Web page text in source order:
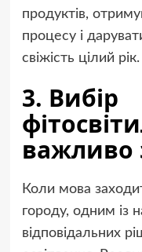
продуктів,
процесу і
свіжість цілий рік.
3. Вибір
важливо
Коли мова
городу, одним із
відповідальних